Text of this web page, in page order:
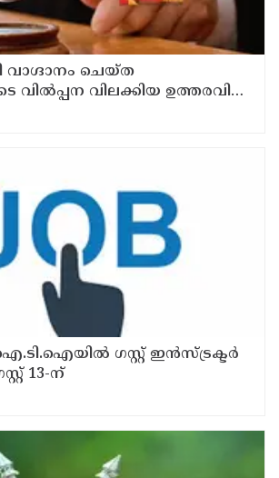
വാഗ്ദാനം ചെയ്ത
വിൽപ്പന വിലക്കിയ ഉത്തരവിന്
ഗസ്റ്റ് ഇൻസ്ട്രക്ടർ
13-ന്